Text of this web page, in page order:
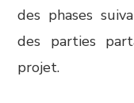
des phases
des parties
projet.